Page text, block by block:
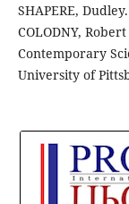
SHAPERE,
COLODNY,
Contemporary
University of